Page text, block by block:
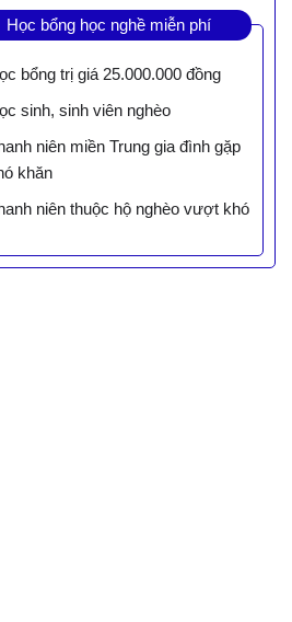
Học bổng học nghề miễn phí
bổng trị giá 25.000.000 đồng
sinh, sinh viên nghèo
niên miền Trung gia đình gặp
khăn
niên thuộc hộ nghèo vượt khó